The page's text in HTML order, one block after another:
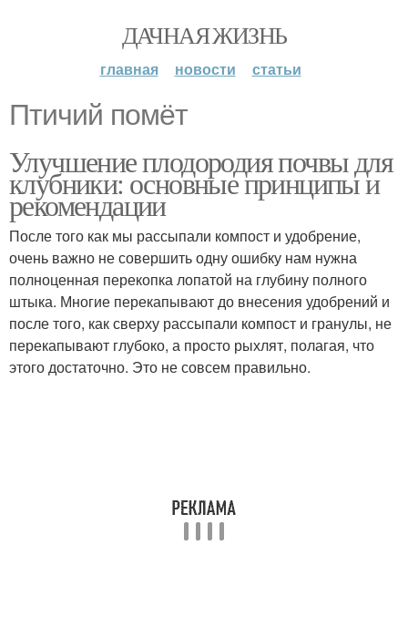
ДАЧНАЯ ЖИЗНЬ
главная новости статьи
Птичий помёт
Улучшение плодородия почвы для
клубники: основные принципы и
рекомендации
После того как мы рассыпали компост и удобрение,
очень важно не совершить одну ошибку нам нужна
полноценная перекопка лопатой на глубину полного
штыка. Многие перекапывают до внесения удобрений и
после того, как сверху рассыпали компост и гранулы, не
перекапывают глубоко, а просто рыхлят, полагая, что
этого достаточно. Это не совсем правильно.